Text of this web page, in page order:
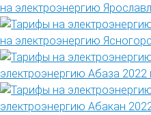
на электроэнергию
на электроэнергию
электроэнергию Абаза 2022
электроэнергию Абакан